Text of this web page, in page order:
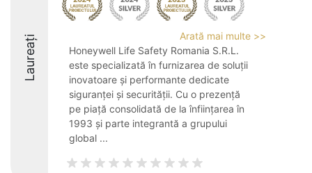
Laureați
Arată mai multe >>
Honeywell Life Safety Romania S.R.L.
este specializată în furnizarea de soluții
inovatoare și performante dedicate
siguranței și securității. Cu o prezență
pe piață consolidată de la înființarea în
1993 și parte integrantă a grupului
global ...